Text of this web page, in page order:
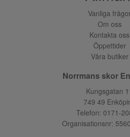
Vanliga
Om oss
Kontakta oss
Öppettider
Våra butiker
Norrmans skor
Kungsgatan
749 49
Telefon: 0171-
Organisationsnr: